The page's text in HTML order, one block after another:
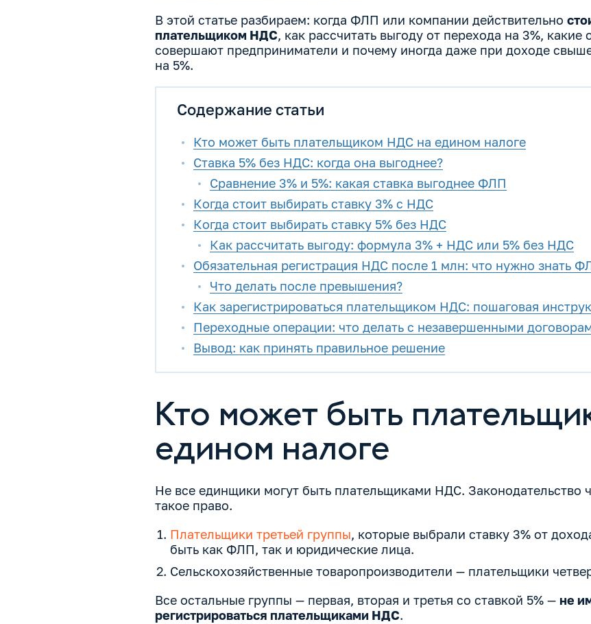
В этой статье разбираем: когда ФЛП или компании действительно
плательщиком НДС, как рассчитать выгоду от перехода на 3%,
совершают предприниматели и почему иногда даже при доходе
на 5%.
Содержание статьи
Кто может быть плательщиком НДС на едином налоге
Ставка 5% без НДС: когда она выгоднее?
Сравнение 3% и 5%: какая ставка выгоднее ФЛП
Когда стоит выбирать ставку 3% с НДС
Когда стоит выбирать ставку 5% без НДС
Как рассчитать выгоду: формула 3% + НДС или 5% без НДС
Обязательная регистрация НДС после 1 млн: что нужно знать
Что делать после превышения?
Как зарегистрироваться плательщиком НДС: пошаговая
Переходные операции: что делать с незавершенными
Вывод: как принять правильное решение
Кто может быть
едином налоге
Не все единщики могут быть плательщиками НДС. Законодательство
такое право.
Плательщики третьей группы, которые выбрали ставку 3% от
быть как ФЛП, так и юридические лица.
Сельскохозяйственные товаропроизводители — плательщики
Все остальные группы — первая, вторая и третья со ставкой 5% — не
регистрироваться плательщиками НДС.